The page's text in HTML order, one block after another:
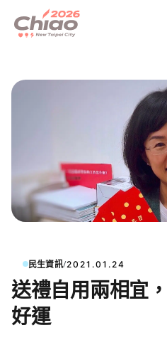
民生資訊/2021.01.24
送禮自用兩相宜
好運